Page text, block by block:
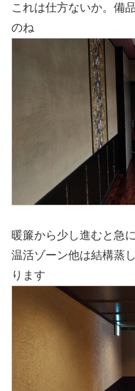
これは仕方ないか。備
のね
暖簾から少し進むと急
温活ゾーン他は結構蒸
ります